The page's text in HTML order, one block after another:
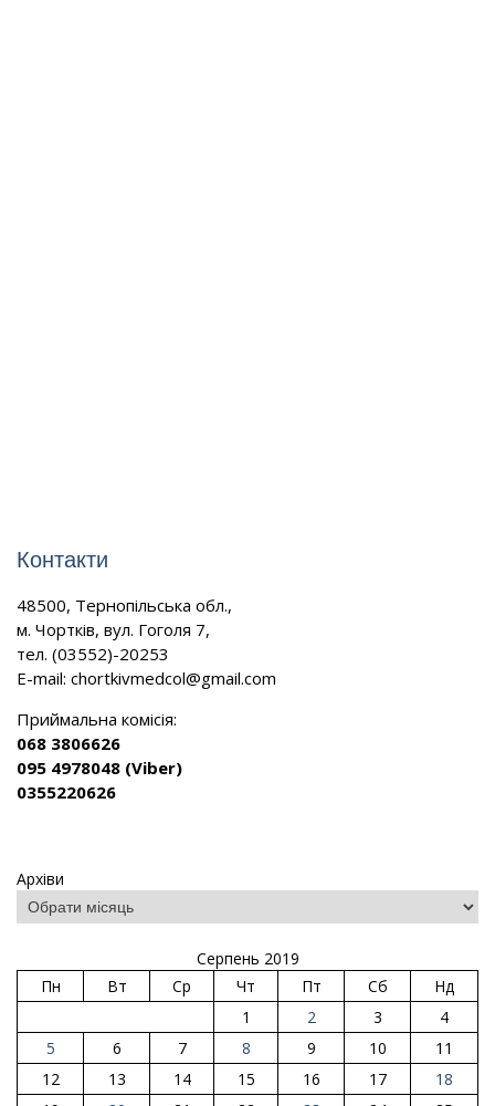
Контакти
48500, Тернопільська обл.,
м. Чортків, вул. Гоголя 7,
тел. (03552)-20253
E-mail: chortkivmedcol@gmail.com
Приймальна комісія:
068 3806626
095 4978048 (Viber)
0355220626
Архіви
Серпень 2019
Пн
Вт Ср Чт Пт Сб
Нд
1
2 3
4
5
6 7 8 9 10
11
12
13 14 15 16 17
18